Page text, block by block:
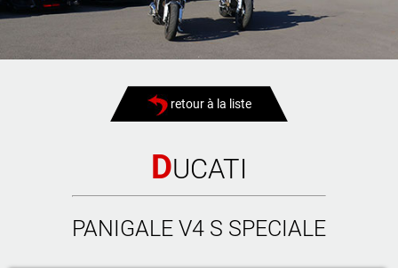
Comment réserver
Articles
Vendus
Livraisons
Contact
retour à la liste
DUCATI
PANIGALE V4 S SPECIALE